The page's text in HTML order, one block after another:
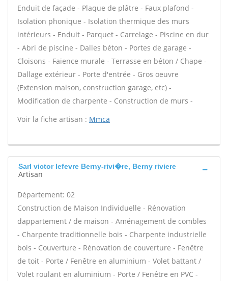
Enduit de façade - Plaque de plâtre - Faux plafond -
Isolation phonique - Isolation thermique des murs
intérieurs - Enduit - Parquet - Carrelage - Piscine en dur
- Abri de piscine - Dalles béton - Portes de garage -
Cloisons - Faïence murale - Terrasse en béton / Chape -
Dallage extérieur - Porte d'entrée - Gros oeuvre
(Extension maison, construction garage, etc) -
Modification de charpente - Construction de murs -
Voir la fiche artisan : Mmca
Sarl victor lefevre Berny-rivi�re, Berny riviere
Artisan
Département: 02
Construction de Maison Individuelle - Rénovation
dappartement / de maison - Aménagement de combles
- Charpente traditionnelle bois - Charpente industrielle
bois - Couverture - Rénovation de couverture - Fenêtre
de toit - Porte / Fenêtre en aluminium - Volet battant /
Volet roulant en aluminium - Porte / Fenêtre en PVC -